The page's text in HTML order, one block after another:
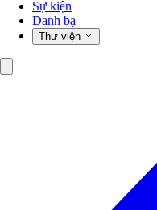
Sự kiện
Danh bạ
Thư viện